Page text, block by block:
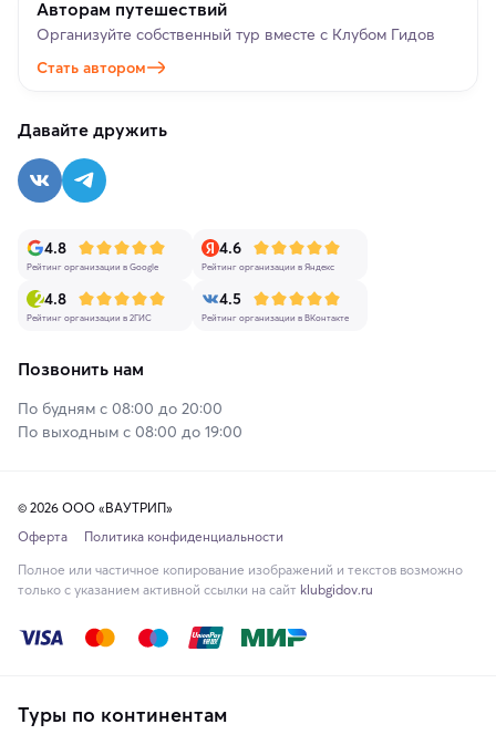
Авторам путешествий
Организуйте собственный тур вместе с Клубом Гидов
Стать автором
Давайте дружить
4.8
Рейтинг организации в Google
4.6
Рейтинг организации в Яндекс
4.8
Рейтинг организации в 2ГИС
4.5
Рейтинг организации в ВКонтакте
Позвонить нам
По будням с 08:00 до 20:00
По выходным с 08:00 до 19:00
© 2026 ООО «ВАУТРИП»
Оферта
Политика конфиденциальности
Полное или частичное копирование изображений и текстов возможно
только с указанием активной ссылки на сайт klubgidov.ru
Туры по континентам